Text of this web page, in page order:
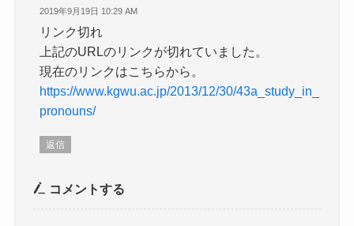
2019年9月19日 10:29 AM
リンク切れ
上記のURLのリンクが切れていました。
現在のリンクはこちらから。
https://www.kgwu.ac.jp/2013/12/30/43a_study_in_
pronouns/
返信
コメントする